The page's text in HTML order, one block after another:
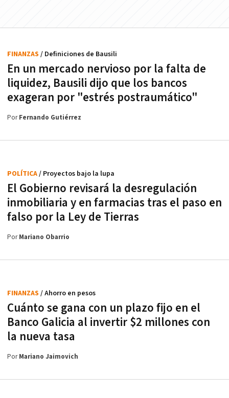
En un mercado nervioso por la falta de
liquidez, Bausili dijo que los bancos
exageran por "estrés postraumático"
FINANZAS / Definiciones de Bausili
PorFernando Gutiérrez
El Gobierno revisará la desregulación
inmobiliaria y en farmacias tras el paso en
falso por la Ley de Tierras
POLÍTICA/ Proyectos bajo la lupa
PorMariano Obarrio
Cuánto se gana con un plazo fijo en el
Banco Galicia al invertir $2 millones con
la nueva tasa
FINANZAS / Ahorro en pesos
PorMariano Jaimovich